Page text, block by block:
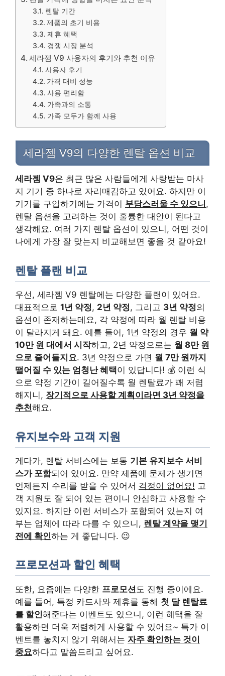
렌탈 기간
제품의 초기 비용
제휴 혜택
경쟁 시장 분석
세라젬 V9 사용자의 후기와 추천 이유
사용자 후기
가격 대비 성능
사용 편리함
가족과의 소통
가족 모두가 함께 사용
세라젬 V9의 다양한 렌탈 옵션 비교
세라젬 V9은 최근 많은 사람들에게 사랑받는 마사
지 기기 중 하나로 자리매김하고 있어요. 하지만 이
기기를 구입하기에는 가격이 부담스러울 수 있으니 ,
렌탈 옵션을 고려하는 것이 훌륭한 대안이 된다고
생각해요. 여러 가지 렌탈 옵션이 있으니, 어떤 것이
나에게 가장 잘 맞는지 비교해보면 좋을 것 같아요!
렌탈 플랜 비교
우선, 세라젬 V9 렌탈에는 다양한 플랜이 있어요.
대표적으로 1년 약정, 2년 약정, 그리고 3년 약정의
옵션이 존재하는데요, 각 약정에 따라 월 렌탈 비용
이 달라지게 돼요. 예를 들어, 1년 약정의 경우 월 약
10만 원 대에서 시작하고, 2년 약정으로는 월 8만 원
으로 줄어들지요. 3년 약정으로 가면 월 7만 원까지
떨어질 수 있는 엄청난 혜택이 있답니다! 💰 이런 식
으로 약정 기간이 길어질수록 월 렌탈료가 꽤 저렴
해지니, 장기적으로 사용할 계획이라면 3년 약정을
추천해요.
유지보수와 고객 지원
게다가, 렌탈 서비스에는 보통 기본 유지보수 서비
스가 포함되어 있어요. 만약 제품에 문제가 생기면
언제든지 수리를 받을 수 있어서 걱정이 없어요! 고
객 지원도 잘 되어 있는 편이니 안심하고 사용할 수
있지요. 하지만 이런 서비스가 포함되어 있는지 여
부는 업체에 따라 다를 수 있으니, 렌탈 계약을 맺기
전에 확인하는 게 좋답니다. 😉
프로모션과 할인 혜택
또한, 요즘에는 다양한 프로모션 도 진행 중이에요.
예를 들어, 특정 카드사와 제휴를 통해 첫 달 렌탈료
를 할인해준다는 이벤트도 있으니, 이런 혜택을 잘
활용하면 더욱 저렴하게 사용할 수 있어요~ 특가 이
벤트를 놓치지 않기 위해서는 자주 확인하는 것이
중요하다고 말씀드리고 싶어요.